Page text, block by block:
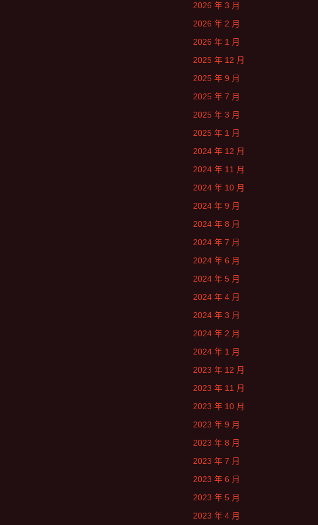
2026 年 3 月
2026 年 2 月
2026 年 1 月
2025 年 12 月
2025 年 9 月
2025 年 7 月
2025 年 3 月
2025 年 1 月
2024 年 12 月
2024 年 11 月
2024 年 10 月
2024 年 9 月
2024 年 8 月
2024 年 7 月
2024 年 6 月
2024 年 5 月
2024 年 4 月
2024 年 3 月
2024 年 2 月
2024 年 1 月
2023 年 12 月
2023 年 11 月
2023 年 10 月
2023 年 9 月
2023 年 8 月
2023 年 7 月
2023 年 6 月
2023 年 5 月
2023 年 4 月